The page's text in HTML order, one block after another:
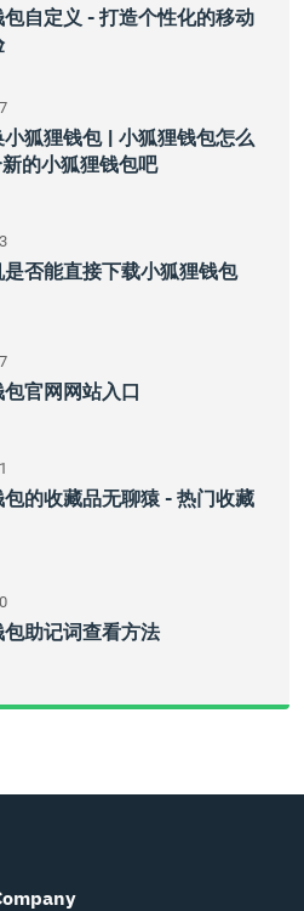
自定义 - 打造个性化的移动
狐狸钱包 | 小狐狸钱包怎么
的小狐狸钱包吧
否能直接下载小狐狸钱包
官网网站入口
的收藏品无聊猿 - 热门收藏
助记词查看方法